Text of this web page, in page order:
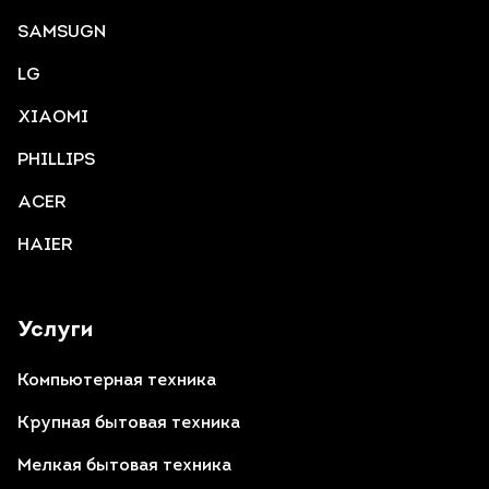
Услуги
Компьютерная техника
Крупная бытовая техника
Мелкая бытовая техника
SAMSUGN
LG
XIAOMI
PHILLIPS
ACER
HAIER